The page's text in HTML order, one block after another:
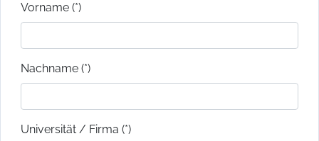
Vorname (*)
Nachname (*)
Universität / Firma (*)